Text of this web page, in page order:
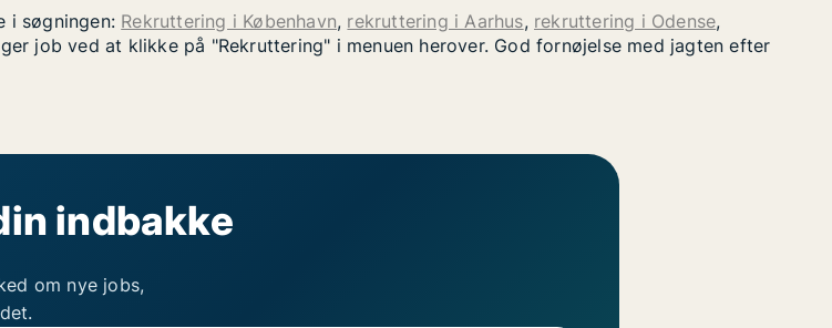
i søgningen: Rekruttering i København, rekruttering i Aarhus, rekruttering i Odense,
job ved at klikke på "Rekruttering" i menuen herover. God fornøjelse med jagten efter
indbakke
om nye jobs,